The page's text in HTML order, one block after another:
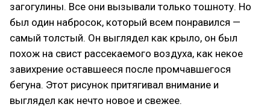
загогулины. Все они вызывали только тошноту. Но
был один набросок, который всем понравился —
самый толстый. Он выглядел как крыло, он был
похож на свист рассекаемого воздуха, как некое
завихрение оставшееся после промчавшегося
бегуна. Этот рисунок притягивал внимание и
выглядел как нечто новое и свежее.